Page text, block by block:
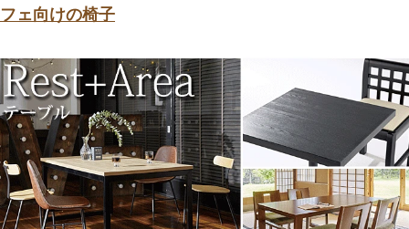
フェ向けの椅子